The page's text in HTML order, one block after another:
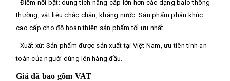
- Điểm nổi bật: dung tích nâng cấp lớn hơn các dạng balo thông
thường, vật liệu chắc chắn, kháng nước. Sản phẩm phân khúc
cao cấp cho độ hoàn thiện sản phẩm tối ưu nhất
- Xuất xứ: Sản phẩm được sản xuất tại Việt Nam, ưu tiên tính an
toàn của người dùng lên hàng đầu.
Giá đã bao gồm VAT